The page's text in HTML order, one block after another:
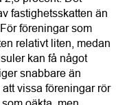
fastighetsskatten än
föreningar som
relativt liten, medan
kan få något
snabbare än
vissa föreningar rör
oäkta, men